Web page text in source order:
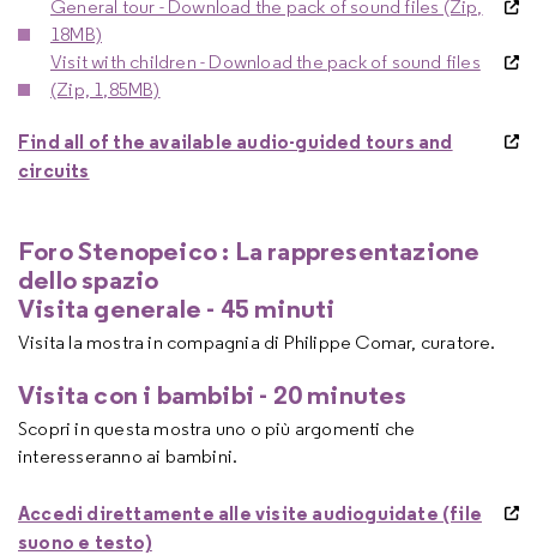
General tour - Download the pack of sound files (Zip,
18MB)
Visit with children - Download the pack of sound files
(Zip, 1,85MB)
Find all of the available audio-guided tours and
circuits
Foro Stenopeico : La rappresentazione
dello spazio
Visita generale - 45 minuti
Visita la mostra in compagnia di Philippe Comar, curatore.
Visita con i bambibi - 20 minutes
Scopri in questa mostra uno o più argomenti che
interesseranno ai bambini.
Accedi direttamente alle visite audioguidate (file
suono e testo)